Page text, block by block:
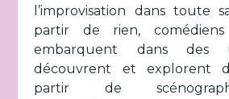
l’improvisation dans toute
partir de rien,
embarquent dans des
découvrent et explorent
partir de